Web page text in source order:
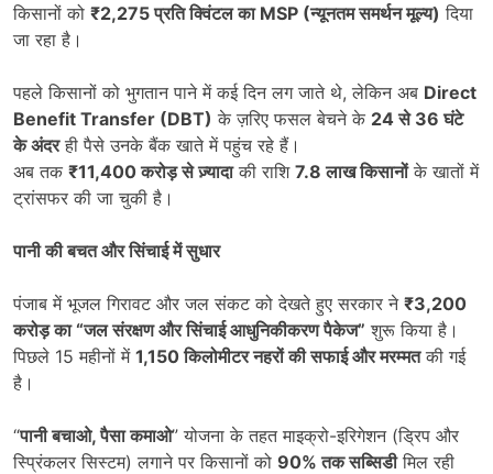
किसानों को ₹2,275प्रति क्विंटल का MSP (न्यूनतम समर्थन मूल्य) दिया
जा रहा है।
पहले किसानों को भुगतान पाने में कई दिन लग जाते थे, लेकिन अब Direct
Benefit Transfer (DBT) के ज़रिए फसल बेचने के 24से 36घंटे
के अंदरही पैसे उनके बैंक खाते में पहुंच रहे हैं।
अब तक ₹11,400करोड़ से ज़्यादाकी राशि 7.8लाख किसानोंके खातों में
ट्रांसफर की जा चुकी है।
पानी की बचत और सिंचाई में सुधार
पंजाब में भूजल गिरावट और जल संकट को देखते हुए सरकार ने ₹3,200
करोड़ का “जल संरक्षण और सिंचाई आधुनिकीकरण पैकेज” शुरू किया है।
पिछले 15 महीनों में 1,150किलोमीटर नहरों की सफाई और मरम्मतकी गई
है।
“पानी बचाओ,पैसा कमाओ” योजना के तहत माइक्रो-इरिगेशन (ड्रिप और
स्प्रिंकलर सिस्टम) लगाने पर किसानों को 90%तक सब्सिडीमिल रही